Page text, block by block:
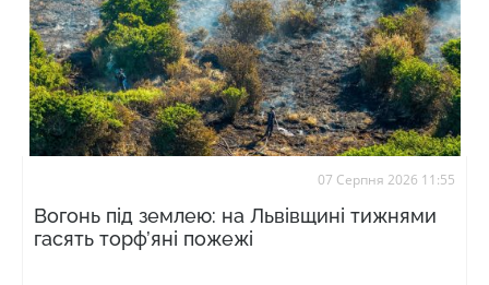
07 Серпня 2026 11:55
Вогонь під землею: на Львівщині тижнями
гасять торф’яні пожежі